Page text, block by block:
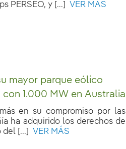
PERSEO, y [...]
VER MÁS
mayor parque eólico
1.000 MW en Australia
en su compromiso por las
ha adquirido los derechos de
[...]
VER MÁS